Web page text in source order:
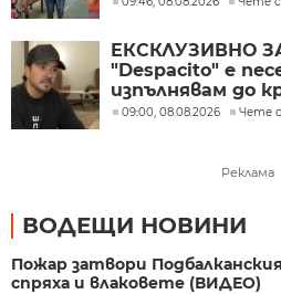
ЕКСКЛУЗИВНО
"Despacito" е
изпълнявам до
09:00, 08.08.2026 Чете
Реклама
ВОДЕЩИ НОВИНИ
Пожар затвори
спряха и влаковете (ВИДЕО)